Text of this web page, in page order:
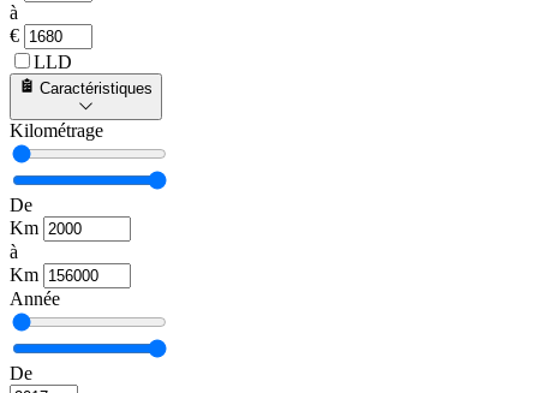
à
€
LLD
Caractéristiques
Kilométrage
De
Km
à
Km
Année
De